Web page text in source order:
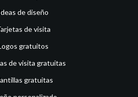
de diseño
de visita
gratuitos
de visita gratuitas
gratuitas